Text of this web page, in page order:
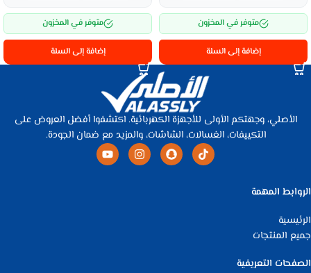
متوفر في المخزون
إضافة إلى السلة
متوفر في المخزون
إضافة إلى السلة
الأصلي، وجهتكم الأولى للأجهزة الكهربائية. اكتشفوا أفضل العروض على
التكييفات، الغسالات، الشاشات، والمزيد مع ضمان الجودة.
الروابط المهمة
الرئيسية
جميع المنتجات
الصفحات التعريفية